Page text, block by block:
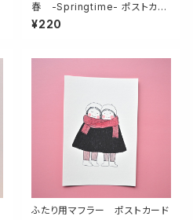
春 -Springtime- ポストカー
ド
¥220
ふたり用マフラー ポストカード